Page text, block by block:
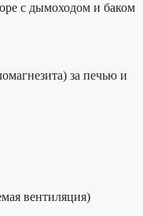
с дымоходом и баком
за печью и
вентиляция)